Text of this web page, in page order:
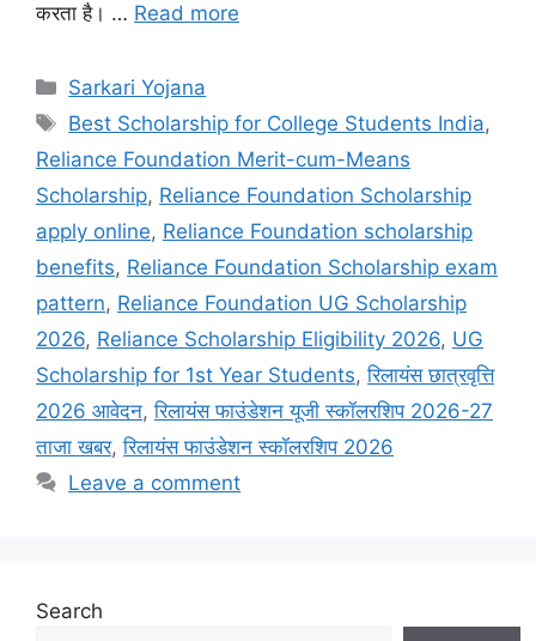
करता है। … Read more
Categories
Sarkari Yojana
Tags
Best Scholarship for College Students India,
Reliance Foundation Merit-cum-Means
Scholarship, Reliance Foundation Scholarship
apply online, Reliance Foundation scholarship
benefits, Reliance Foundation Scholarship exam
pattern, Reliance Foundation UG Scholarship
2026, Reliance Scholarship Eligibility 2026, UG
Scholarship for 1st Year Students,रिलायंस छात्रवृत्ति
2026 आवेदन,रिलायंस फाउंडेशन यूजी स्कॉलरशिप 2026-27
ताजा खबर,रिलायंस फाउंडेशन स्कॉलरशिप 2026
Leave a comment
Search